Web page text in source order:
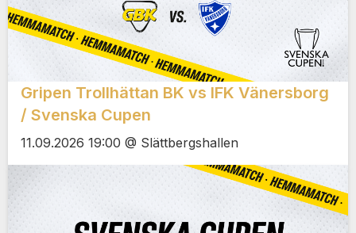
Gripen Trollhättan BK vs IFK Vänersborg
/ Svenska Cupen
11.09.2026 19:00 @ Slättbergshallen